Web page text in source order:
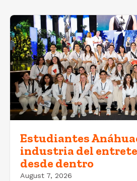
Estudiantes
industria del
desde dentro
August 7, 2026